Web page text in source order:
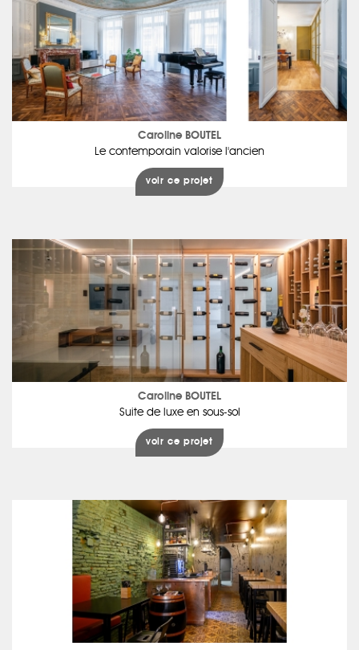
Caroline BOUTEL
Le contemporain valorise l'ancien
voir ce projet
Caroline BOUTEL
Suite de luxe en sous-sol
voir ce projet